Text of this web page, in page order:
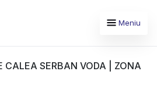
Meniu
CALEA SERBAN VODA | ZONA